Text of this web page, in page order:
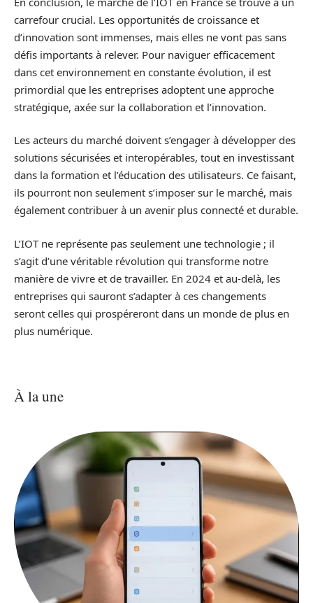
carrefour crucial. Les opportunités de croissance et
d’innovation sont immenses, mais elles ne vont pas sans
défis importants à relever. Pour naviguer efficacement
dans cet environnement en constante évolution, il est
primordial que les entreprises adoptent une approche
stratégique, axée sur la collaboration et l’innovation.
Les acteurs du marché doivent s’engager à développer des
solutions sécurisées et interopérables, tout en investissant
dans la formation et l’éducation des utilisateurs. Ce faisant,
ils pourront non seulement s’imposer sur le marché, mais
également contribuer à un avenir plus connecté et durable.
L’IOT ne représente pas seulement une technologie ; il
s’agit d’une véritable révolution qui transforme notre
manière de vivre et de travailler. En 2024 et au-delà, les
entreprises qui sauront s’adapter à ces changements
seront celles qui prospéreront dans un monde de plus en
plus numérique.
À la une